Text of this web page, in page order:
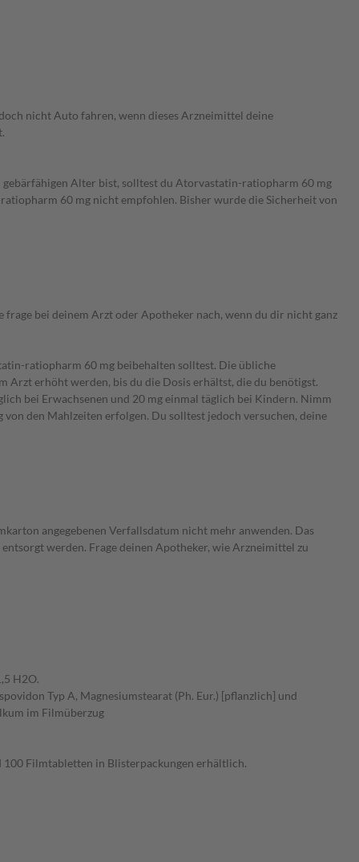
nicht Auto fahren, wenn dieses Arzneimittel deine
Alter bist, solltest du Atorvastatin-ratiopharm 60 mg
60 mg nicht empfohlen. Bisher wurde die Sicherheit von
bei deinem Arzt oder Apotheker nach, wenn du dir nicht ganz
ratiopharm 60 mg beibehalten solltest. Die übliche
Arzt erhöht werden, bis du die Dosis erhältst, die du benötigst.
bei Erwachsenen und 20 mg einmal täglich bei Kindern. Nimm
den Mahlzeiten erfolgen. Du solltest jedoch versuchen, deine
angegebenen Verfallsdatum nicht mehr anwenden. Das
werden. Frage deinen Apotheker, wie Arzneimittel zu
H2O.
Typ A, Magnesiumstearat (Ph. Eur.) [pflanzlich] und
im Filmüberzug
Filmtabletten in Blisterpackungen erhältlich.